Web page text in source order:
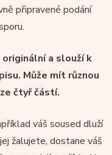
připravené podání
originální a slouží k
Může mít různou
čtyř částí.
váš soused dluží
žalujete, dostane váš